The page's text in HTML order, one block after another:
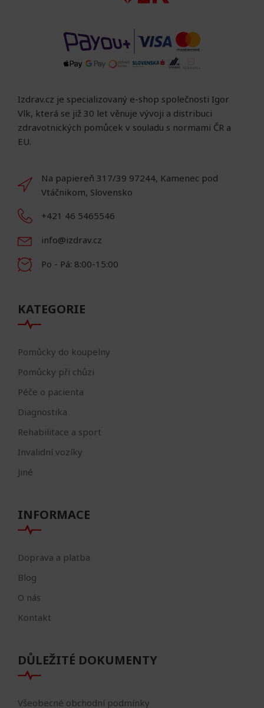
Izdrav.cz je specializovaný e-shop společnosti Igor
Vlk, která se již 30 let věnuje vývoji a distribuci
zdravotnických pomůcek v souladu s normami ČR a
EU.
Na papiereň 317/39 97244, Kamenec pod
Vtáčnikom, Slovensko
+421 46 5465546
info@izdrav.cz
Po - Pá: 8:00-15:00
KATEGORIE
Pomůcky do koupelny
Pomůcky při chůzi
Péče o pacienta
Diagnostika
Rehabilitace a sport
Invalidní vozíky
Jiné
INFORMACE
Doprava a platba
Blog
O nás
Kontakt
DŮLEŽITÉ DOKUMENTY
Všeobecné obchodní podmínky